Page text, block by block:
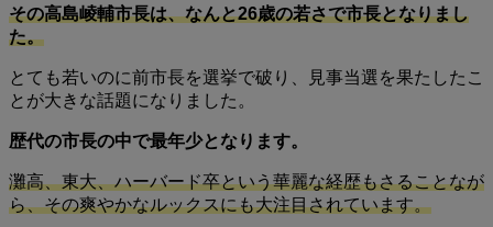
その高島崚輔市長は、なんと26歳の若さで市長となりまし
た。
とても若いのに前市長を選挙で破り、見事当選を果たしたこ
とが大きな話題になりました。
歴代の市長の中で最年少となります。
灘高、東大、ハーバード卒という華麗な経歴もさることなが
ら、その爽やかなルックスにも大注目されています。